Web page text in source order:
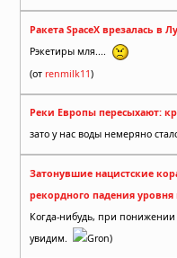
Ракета SpaceX врезалась в
Рэкетиры мля....
(от renmilk11)
Реки Европы пересыхают:
зато у нас воды немеряно
Затонувшие нацистские
рекордного падения
Когда-нибудь, при
увидим.
Gron)